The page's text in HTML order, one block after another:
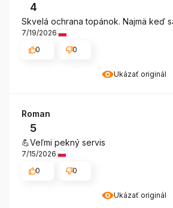
Ukázať originál
4
Skvelá ochrana topánok. Najmä keď
7/19/2026
0
0
Ukázať originál
Roman
5
💪Veľmi pekný servis
7/15/2026
0
0